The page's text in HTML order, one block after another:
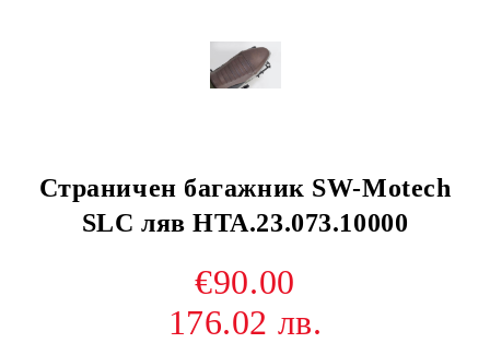
Страничен багажник SW-Motech
SLC ляв HTA.23.073.10000
€90.00
176.02 лв.